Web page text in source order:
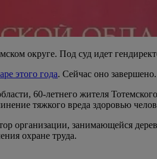
округе. Под суд идет
этого года. Сейчас оно завершено.
60-летнего жителя
тяжкого вреда здоровью
организации, занимающейся
охране труда.